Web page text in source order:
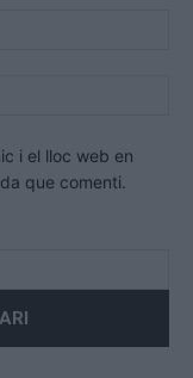
i el lloc web en
que comenti.